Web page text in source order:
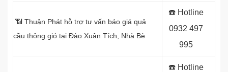
📶 Thuận Phát hỗ trợ tư vấn báo giá quả
cầu thông gió tại Đào Xuân Tích, Nhà Bè
☎️ Hotline
0932 497
995
☎️ Hotline